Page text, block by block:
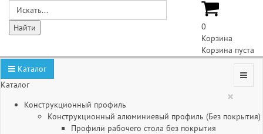
0
Корзина
Корзина пуста
Каталог
Каталог
×
Конструкционный профиль
Конструкционный алюминиевый профиль (Без покрытия)
Профили рабочего стола без покрытия